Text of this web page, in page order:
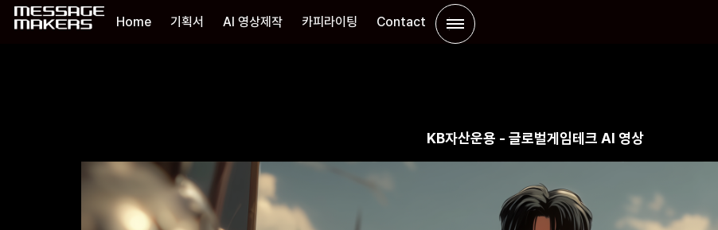
Home 기획서 AI 영상제작 카피라이팅 Contact
KB자산운용 - 글로벌게임테크 AI 영상